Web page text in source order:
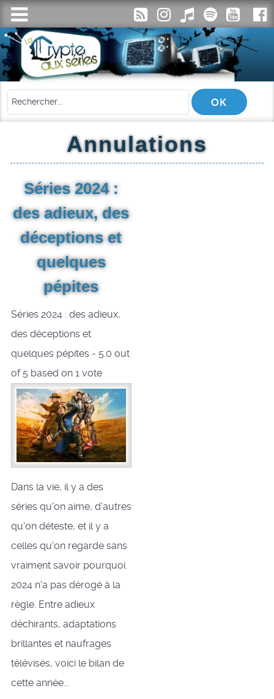
Annulations
Séries 2024 :
des adieux, des
déceptions et
quelques
pépites
Séries 2024 : des adieux,
des déceptions et
quelques pépites- 5.0 out
of 5 based on 1vote
Dans la vie, il y a des
séries qu'on aime, d'autres
qu'on déteste, et il y a
celles qu'on regarde sans
vraiment savoir pourquoi.
2024 n'a pas dérogé à la
règle. Entre adieux
déchirants, adaptations
brillantes et naufrages
télévisés, voici le bilan de
cette année...